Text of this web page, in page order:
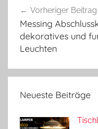
Vorheriger Beitrag
Messing
dekoratives und
Leuchten
Neueste Beiträge